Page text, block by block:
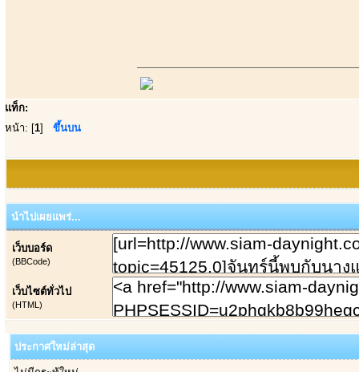
แท็ก:
หน้า: [1] ขึ้นบน
นำไปเผยแพร่...
เว็บบอร์ด
(BBCode)
เว็บไซต์ทั่วไป
(HTML)
ประกาศใหม่ล่าสุด